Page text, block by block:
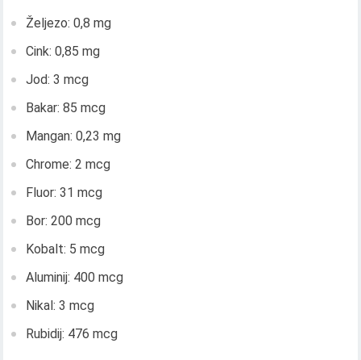
Željezo: 0,8 mg
Cink: 0,85 mg
Jod: 3 mcg
Bakar: 85 mcg
Mangan: 0,23 mg
Chrome: 2 mcg
Fluor: 31 mcg
Bor: 200 mcg
Kobalt: 5 mcg
Aluminij: 400 mcg
Nikal: 3 mcg
Rubidij: 476 mcg